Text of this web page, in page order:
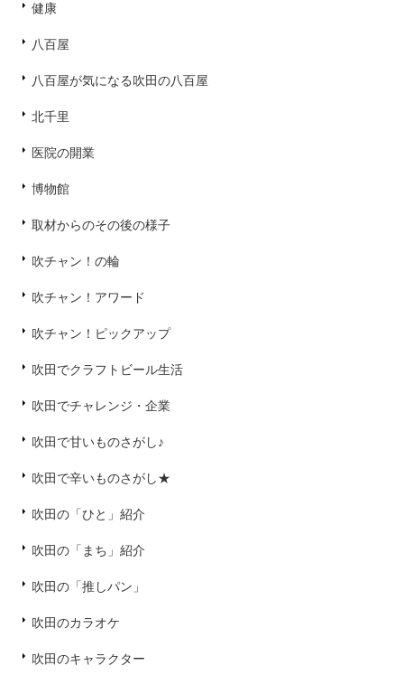
健康
八百屋
八百屋が気になる吹田の八百屋
北千里
医院の開業
博物館
取材からのその後の様子
吹チャン！の輪
吹チャン！アワード
吹チャン！ピックアップ
吹田でクラフトビール生活
吹田でチャレンジ・企業
吹田で甘いものさがし♪
吹田で辛いものさがし★
吹田の「ひと」紹介
吹田の「まち」紹介
吹田の「推しパン」
吹田のカラオケ
吹田のキャラクター